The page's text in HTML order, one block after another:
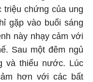
triệu chứng của ung
gặp vào buổi sáng
này nhạy cảm với
Sau một đêm ngủ
và thiếu nước. Lúc
hơn với các bất